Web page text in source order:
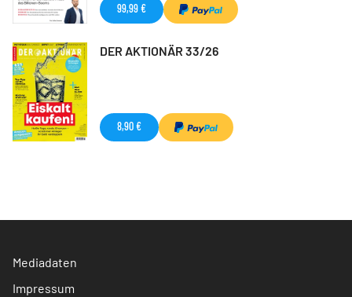
99,99 €
DER AKTIONÄR 33/26
8,90 €
Mediadaten
Impressum